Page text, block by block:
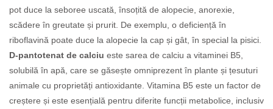
pot duce la seboree uscată, însoțită de alopecie, anorexie,
scădere în greutate și prurit. De exemplu, o deficiență în
riboflavină poate duce la alopecie la cap și gât, în special la pisici.
D-pantotenat de calciu este sarea de calciu a vitaminei B5,
solubilă în apă, care se găsește omniprezent în plante și țesuturi
animale cu proprietăți antioxidante. Vitamina B5 este un factor de
creștere și este esențială pentru diferite funcții metabolice, inclusiv